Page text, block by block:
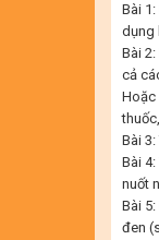
Bài
dụng
Bài
cả
Hoặc
Bài
Bài
nuốt
Bài
đen